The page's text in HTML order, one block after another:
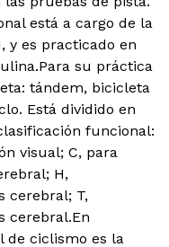
está a cargo de la
y es practicado en
su práctica
tándem, bicicleta
Está dividido en
funcional:
visual; C, para
H,
cerebral; T,
cerebral.En
de ciclismo es la